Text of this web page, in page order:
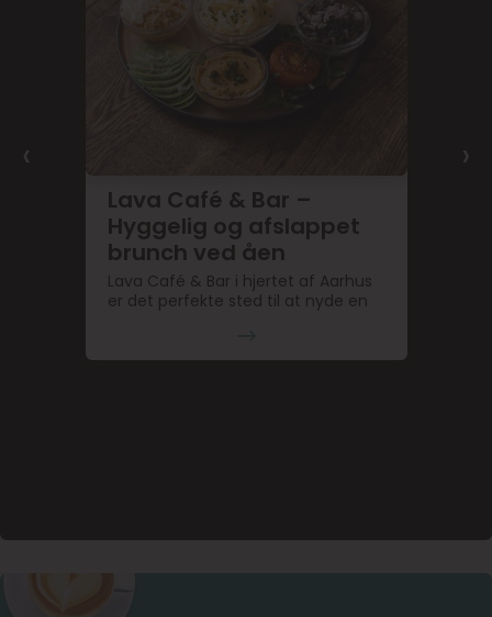
Lava Café & Bar –
Hyggelig og afslappet
brunch ved åen
Lava Café & Bar i hjertet af Aarhus
er det perfekte sted til at nyde en
‹ ›